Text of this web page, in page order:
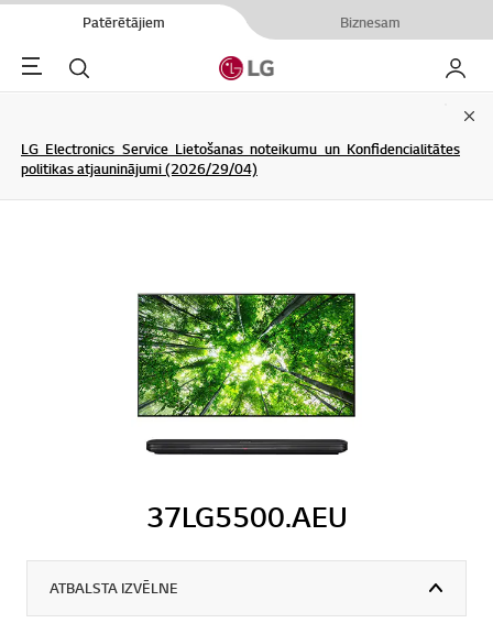
Patērētājiem Biznesam
Menu Meklēt Mans
LG Electronics Service Lietošanas noteikumu un Konfidencialitātes
politikas atjauninājumi (2026/29/04)
37LG5500.AEU
ATBALSTA IZVĒLNE